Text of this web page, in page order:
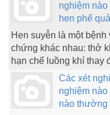
nghiệm
hen phế
Hen suyễn là một
chứng khác nhau: thở
hạn chế luồng khí thay
Các xét
nghiệm
nào thường